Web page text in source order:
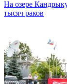
На озере
тысяч раков